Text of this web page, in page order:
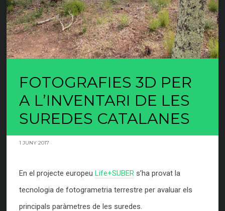
FOTOGRAFIES 3D PER
A L’INVENTARI DE LES
SUREDES CATALANES
1 JUNY 2017
En el projecte europeu Life+SUBER s’ha provat la
tecnologia de fotogrametria terrestre per avaluar els
principals paràmetres de les suredes.